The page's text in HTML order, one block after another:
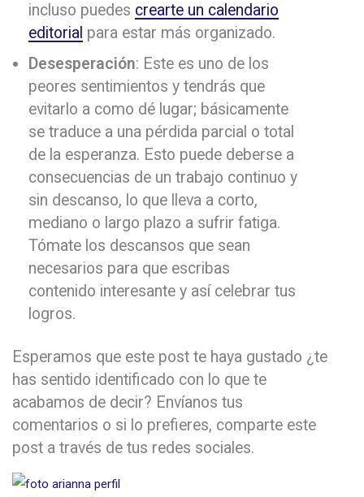
incluso puedes crearte un calendario
editorial para estar más organizado.
Desesperación: Este es uno de los
peores sentimientos y tendrás que
evitarlo a como dé lugar; básicamente
se traduce a una pérdida parcial o total
de la esperanza. Esto puede deberse a
consecuencias de un trabajo continuo y
sin descanso, lo que lleva a corto,
mediano o largo plazo a sufrir fatiga.
Tómate los descansos que sean
necesarios para que escribas
contenido interesante y así celebrar tus
logros.
Esperamos que este post te haya gustado ¿te
has sentido identificado con lo que te
acabamos de decir? Envíanos tus
comentarios o si lo prefieres, comparte este
post a través de tus redes sociales.